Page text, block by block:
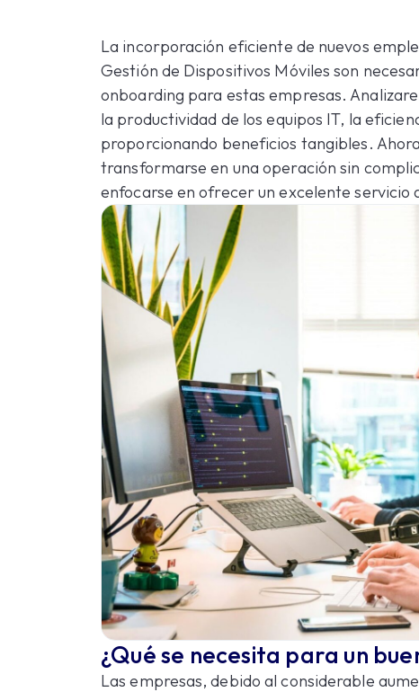
La incorporación eficiente de nuevos
Gestión de Dispositivos Móviles son
onboarding para estas empresas.
la productividad de los equipos IT, la
proporcionando beneficios tangibles.
transformarse en una operación sin
enfocarse en ofrecer un excelente servicio
¿Qué se necesita para un
Las empresas, debido al considerable